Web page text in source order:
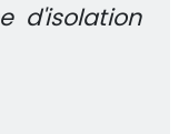
d'isolation